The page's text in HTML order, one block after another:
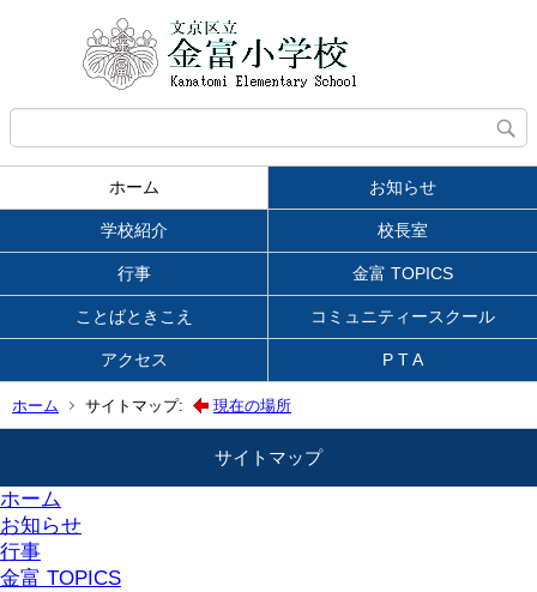
ホーム お知らせ
学校紹介 校長室
行事 金富 TOPICS
ことばときこえ コミュニティースクール
アクセス P T A
ホーム サイトマップ: 現在の場所
サイトマップ
ホーム
お知らせ
行事
金富 TOPICS